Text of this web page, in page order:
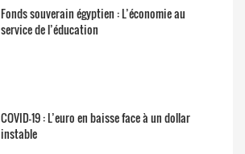
Fonds souverain égyptien : L’économie au
service de l’éducation
COVID-19 : L’euro en baisse face à un dollar
instable